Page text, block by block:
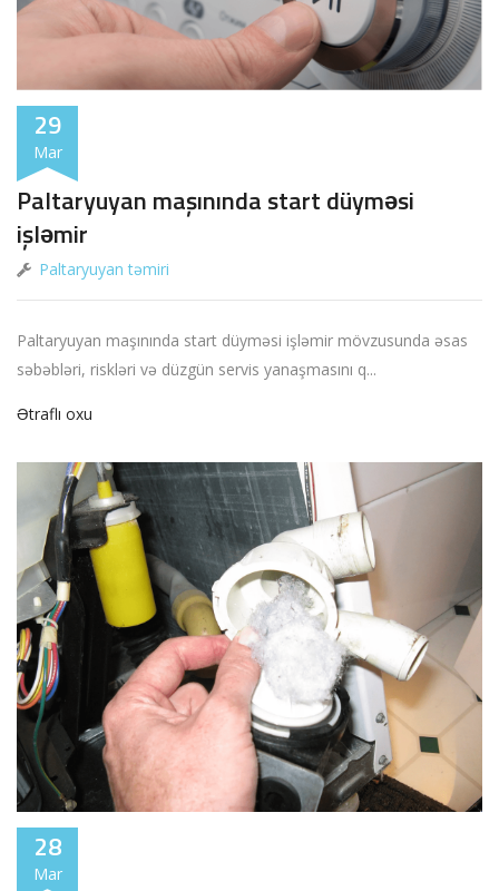
29
Mar
Paltaryuyan maşınında start düyməsi
işləmir
Paltaryuyan təmiri
Paltaryuyan maşınında start düyməsi işləmir mövzusunda əsas
səbəbləri, riskləri və düzgün servis yanaşmasını q...
Ətraflı oxu
28
Mar